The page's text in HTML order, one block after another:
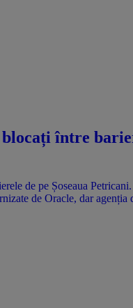
între
de Oracle, dar agenția